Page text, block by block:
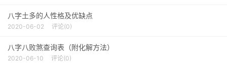
八字土多的人性格及优缺点
2020-06-02 评论(0)
八字八败煞查询表（附化解方法）
2020-06-10 评论(0)